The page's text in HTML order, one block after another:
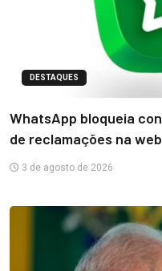
DESTAQUES
WhatsApp bloqueia
de reclamações na web
3 de agosto de 2026